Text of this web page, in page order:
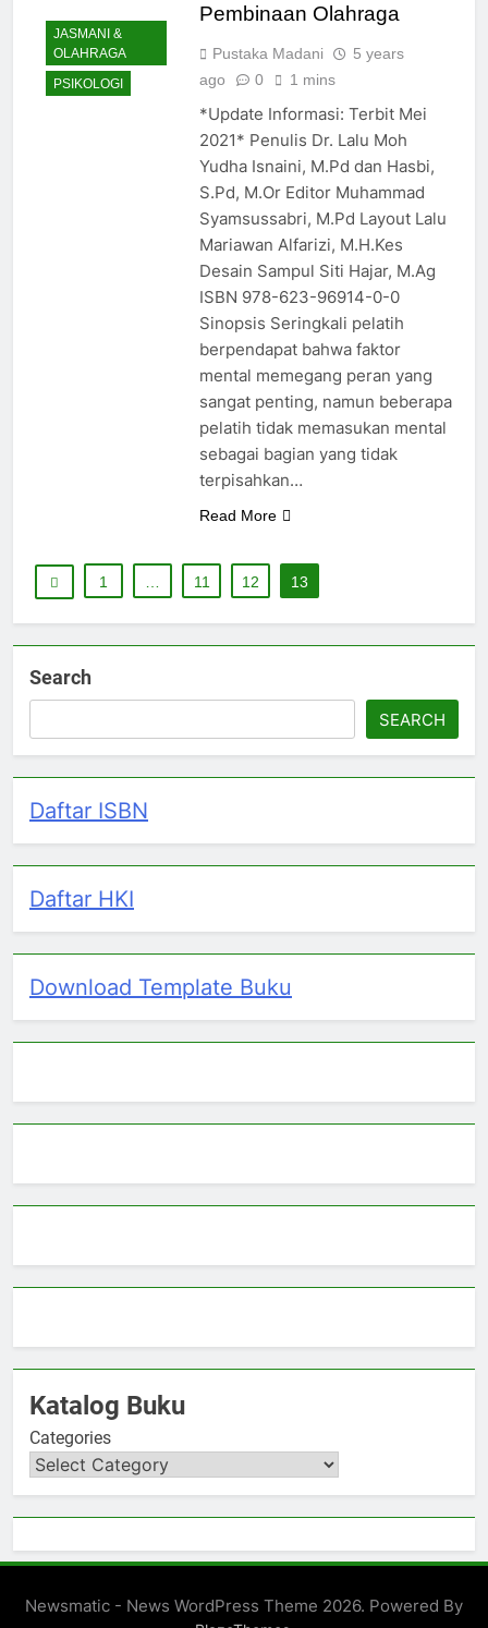
JASMANI &
OLAHRAGA
PSIKOLOGI
Pembinaan Olahraga
Pustaka Madani
5 years
ago
0 1 mins
*Update Informasi: Terbit Mei
2021* Penulis Dr. Lalu Moh
Yudha Isnaini, M.Pd dan Hasbi,
S.Pd, M.Or Editor Muhammad
Syamsussabri, M.Pd Layout Lalu
Mariawan Alfarizi, M.H.Kes
Desain Sampul Siti Hajar, M.Ag
ISBN 978-623-96914-0-0
Sinopsis Seringkali pelatih
berpendapat bahwa faktor
mental memegang peran yang
sangat penting, namun beberapa
pelatih tidak memasukan mental
sebagai bagian yang tidak
terpisahkan…
Read More
1 11 12 13
Search
SEARCH
Daftar ISBN
Daftar HKI
Download Template Buku
Katalog Buku
Categories
Newsmatic - News WordPress Theme 2026. Powered By